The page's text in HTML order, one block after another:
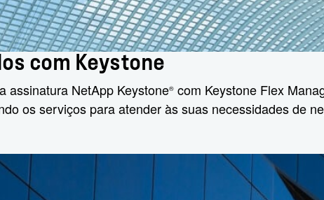
com Keystone
assinatura NetApp Keystone® com Keystone Flex
os serviços para atender às suas necessidades de